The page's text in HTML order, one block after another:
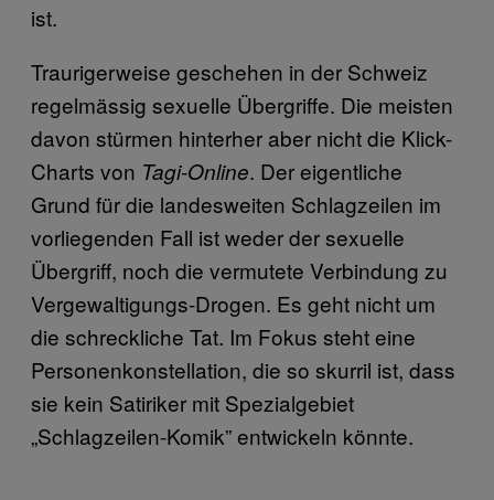
ist.
Traurigerweise geschehen in der Schweiz
regelmässig sexuelle Übergriffe. Die meisten
davon stürmen hinterher aber nicht die Klick-
Charts von Tagi-Online. Der eigentliche
Grund für die landesweiten Schlagzeilen im
vorliegenden Fall ist weder der sexuelle
Übergriff, noch die vermutete Verbindung zu
Vergewaltigungs-Drogen. Es geht nicht um
die schreckliche Tat. Im Fokus steht eine
Personenkonstellation, die so skurril ist, dass
sie kein Satiriker mit Spezialgebiet
„Schlagzeilen-Komik” entwickeln könnte.